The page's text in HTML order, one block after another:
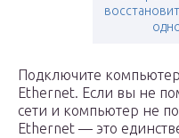
Подключите
Ethernet. Если вы не
сети и компьютер не
Ethernet — это